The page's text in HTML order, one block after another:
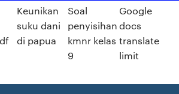
Keunikan
suku dani
di papua
Soal
penyisihan
kmnr kelas
9
Google
docs
translate
limit